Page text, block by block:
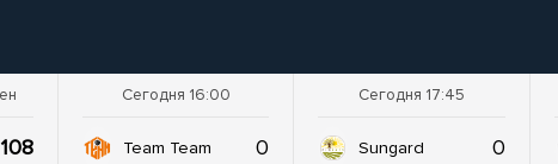
108
Сегодня 16:00
Team Team 0
Сегодня 17:45
Sungard 0